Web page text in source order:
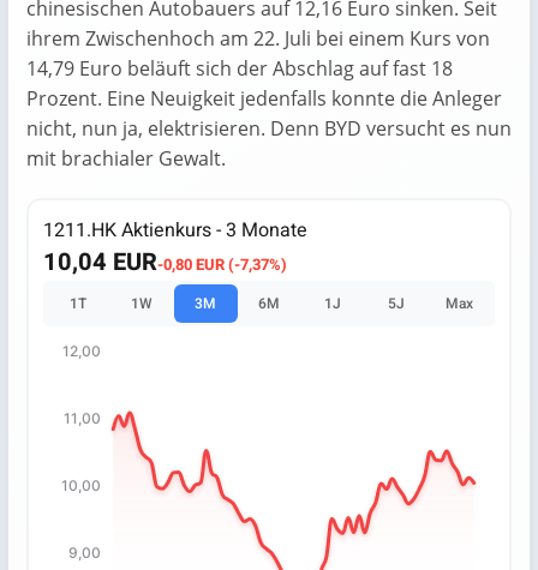
chinesischen Autobauers auf 12,16 Euro sinken. Seit
ihrem Zwischenhoch am 22. Juli bei einem Kurs von
14,79 Euro beläuft sich der Abschlag auf fast 18
Prozent. Eine Neuigkeit jedenfalls konnte die Anleger
nicht, nun ja, elektrisieren. Denn BYD versucht es nun
mit brachialer Gewalt.
1211.HK Aktienkurs - 3 Monate
10,04 EUR-0,80 EUR (-7,37%)
1T 1W 3M 6M 1J 5J Max
Chart with 67 data points.
The chart has 1 X axis displaying categories.
The chart has 1 Y axis displaying values. Data ranges
9,00
10,00
11,00
12,00